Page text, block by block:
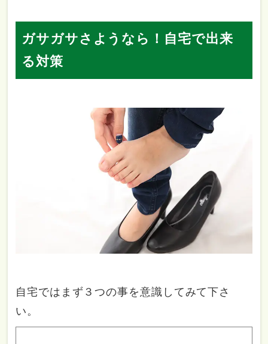
ガサガサさようなら！自宅で出来
る対策
自宅ではまず３つの事を意識してみて下さ
い。